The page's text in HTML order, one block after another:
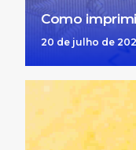
Como
20 de julho de